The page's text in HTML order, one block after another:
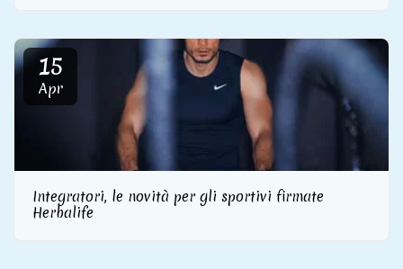
15
Apr
Integratori, le novità per gli sportivi firmate
Herbalife